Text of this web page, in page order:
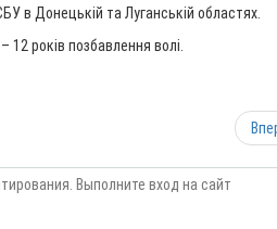
в Донецькій та Луганській областях.
років позбавлення волі.
Выполните вход на сайт